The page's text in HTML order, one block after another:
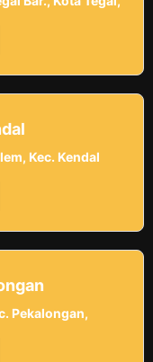
Kec. Kendal
Pekalongan,